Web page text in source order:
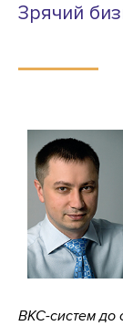
Зрячий
ВКС-систем до